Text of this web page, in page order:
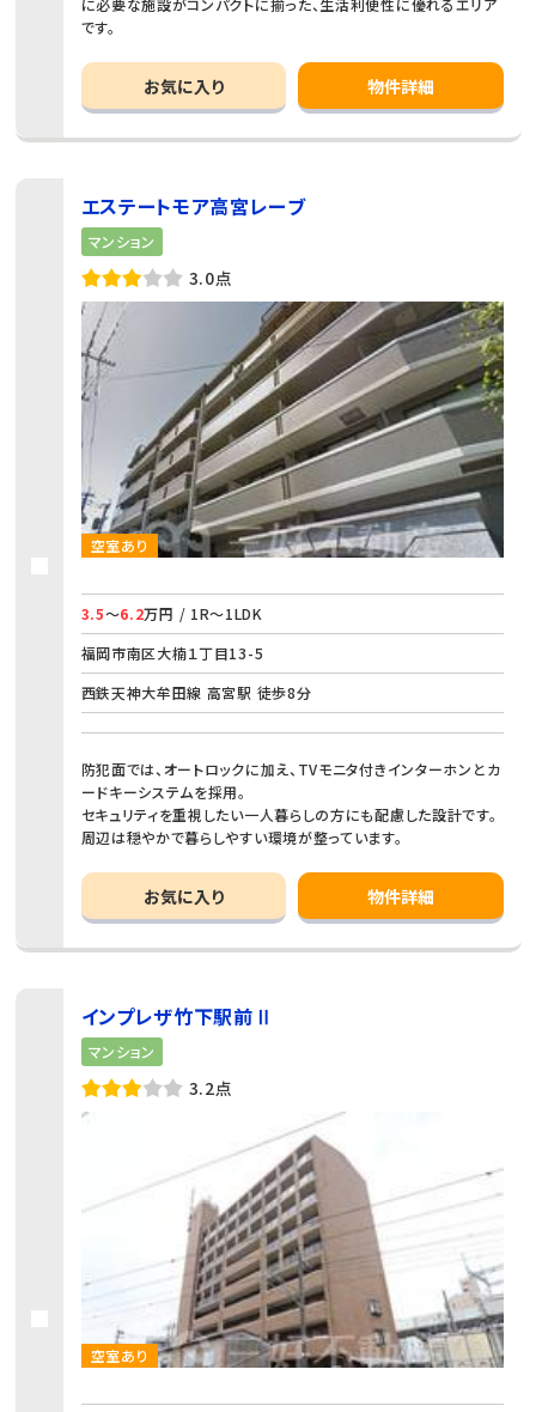
に必要な施設がコンパクトに揃った、生活利便性に優れるエリア
です。
お気に入り 物件詳細
エステートモア高宮レーブ
マンション
3.0点
空室あり
3.5～6.2万円 / 1R～1LDK
福岡市南区大楠１丁目13-5
西鉄天神大牟田線 高宮駅 徒歩8分
防犯面では、オートロックに加え、TVモニタ付きインターホンとカ
ードキーシステムを採用。
セキュリティを重視したい一人暮らしの方にも配慮した設計です。
周辺は穏やかで暮らしやすい環境が整っています。
お気に入り 物件詳細
インプレザ竹下駅前Ⅱ
マンション
3.2点
空室あり